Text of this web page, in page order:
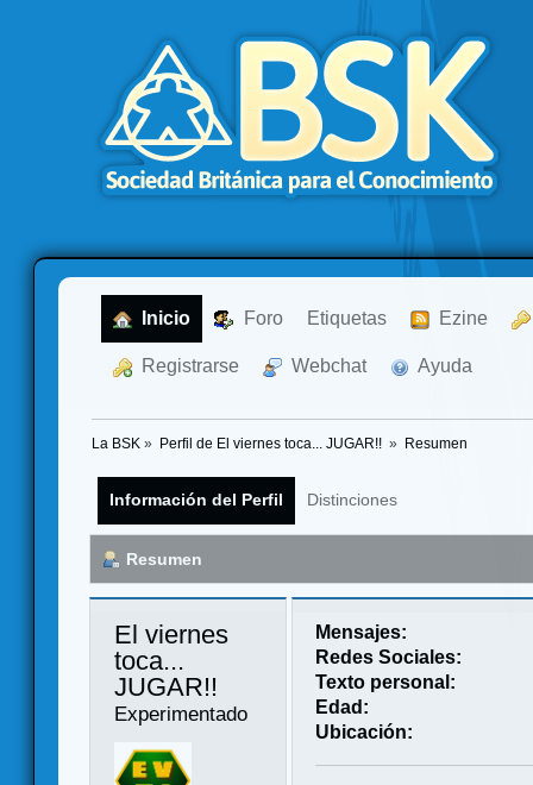
Inicio Foro Etiquetas Ezine
Registrarse Webchat Ayuda
La BSK » Perfil de El viernes toca... JUGAR!! » Resumen
Información del Perfil Distinciones
Resumen
El viernes
toca...
JUGAR!!
Experimentado
Mensajes:
Redes Sociales:
Texto personal:
Edad:
Ubicación: